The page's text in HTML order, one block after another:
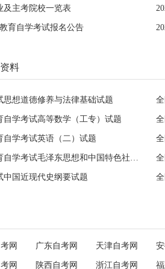
及主考院校一览表
育自学考试报名公告
料
思想道德修养与法律基础试题
自学考试高等数学（工专）试题
自学考试英语（二）试题
全国2024年4月高等教育自学考试毛泽东思想和中国特色社会主义理论体系概论试题
中国近现代史纲要试题
网 广东自考网 天津自考网
网 陕西自考网 浙江自考网